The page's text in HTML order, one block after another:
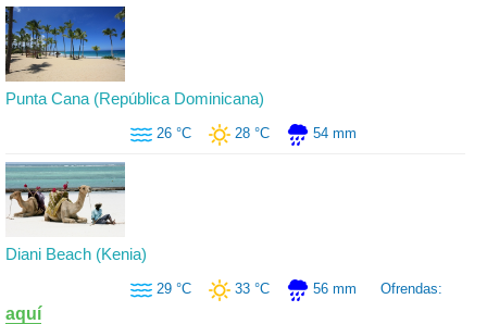
Punta Cana (República Dominicana)
26 °C 28 °C 54 mm
Diani Beach (Kenia)
29 °C 33 °C 56 mm Ofrendas:
aquí